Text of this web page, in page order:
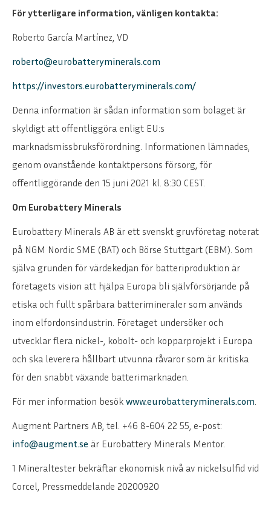
För ytterligare information, vänligen kontakta:
Roberto García Martínez, VD
roberto@eurobatteryminerals.com
https://investors.eurobatteryminerals.com/
Denna information är sådan information som bolaget är
skyldigt att offentliggöra enligt EU:s
marknadsmissbruksförordning. Informationen lämnades,
genom ovanstående kontaktpersons försorg, för
offentliggörande den 15 juni 2021 kl. 8:30 CEST.
Om Eurobattery Minerals
Eurobattery Minerals AB är ett svenskt gruvföretag noterat
på NGM Nordic SME (BAT) och Börse Stuttgart (EBM). Som
själva grunden för värdekedjan för batteriproduktion är
företagets vision att hjälpa Europa bli självförsörjande på
etiska och fullt spårbara batterimineraler som används
inom elfordonsindustrin. Företaget undersöker och
utvecklar flera nickel-, kobolt- och kopparprojekt i Europa
och ska leverera hållbart utvunna råvaror som är kritiska
för den snabbt växande batterimarknaden.
För mer information besök www.eurobatteryminerals.com
Augment Partners AB, tel. +46 8-604 22 55, e-post:
info@augment.se är Eurobattery Minerals Mentor.
1 Mineraltester bekräftar ekonomisk nivå av nickelsulfid vid
Corcel, Pressmeddelande 20200920